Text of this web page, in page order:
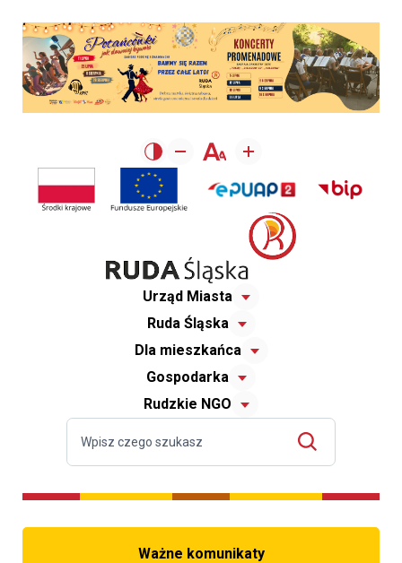
Urząd Miasta
Ruda Śląska
Dla mieszkańca
Gospodarka
Rudzkie NGO
Ważne komunikaty